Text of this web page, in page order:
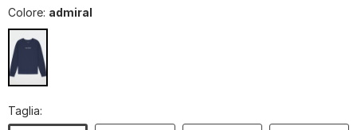
Colore: admiral
Taglia: